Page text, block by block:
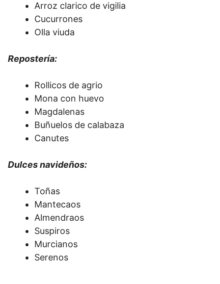
Arroz clarico de vigilia
Cucurrones
Olla viuda
Repostería:
Rollicos de agrio
Mona con huevo
Magdalenas
Buñuelos de calabaza
Canutes
Dulces navideños:
Toñas
Mantecaos
Almendraos
Suspiros
Murcianos
Serenos